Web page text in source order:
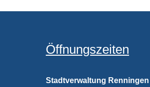
Öffnungszeiten
Stadtverwaltung Renningen